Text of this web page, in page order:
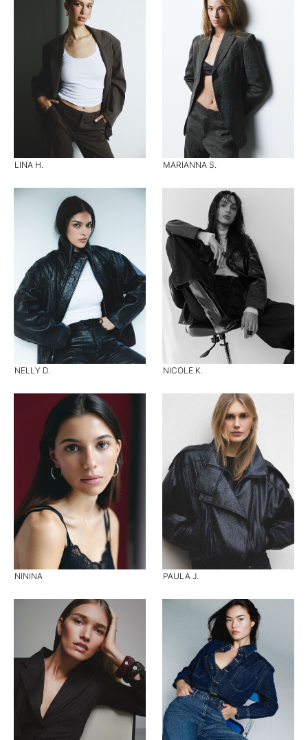
LINA H. MARIANNA S.
NELLY D. NICOLE K.
NININA PAULA J.